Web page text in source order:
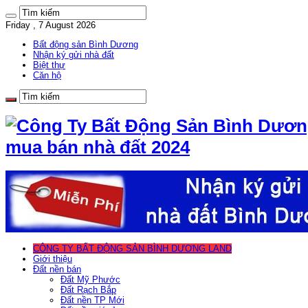
Friday , 7 August 2026
Bất động sản Bình Dương
Nhận ký gửi nhà đất
Biệt thự
Căn hộ
mua bán nhà đất 2024
CÔNG TY BẤT ĐỘNG SẢN BÌNH DƯƠNG LAND
Giới thiệu
Đất nền bán
Đất Mỹ Phước
Đất Rạch Bắp
Đất nền TP Mới